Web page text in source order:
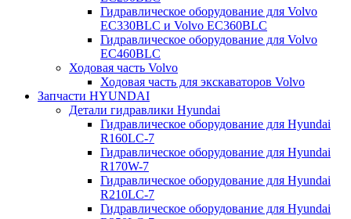
Гидравлическое оборудование для Volvo
EC330BLC и Volvo EC360BLC
Гидравлическое оборудование для Volvo
EC460BLC
Ходовая часть Volvo
Ходовая часть для экскаваторов Volvo
Запчасти HYUNDAI
Детали гидравлики Hyundai
Гидравлическое оборудование для Hyundai
R160LC-7
Гидравлическое оборудование для Hyundai
R170W-7
Гидравлическое оборудование для Hyundai
R210LC-7
Гидравлическое оборудование для Hyundai